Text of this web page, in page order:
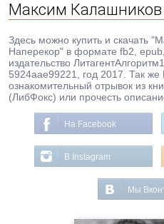
Максим Калашников
Здесь можно купить и скачать
Наперекор" в формате fb2,
издательство
5924aae99221, год 2017. Так же
ознакомительный отрывок из
(ЛибФокс) или прочесть
На Facebook
В Instagram
Мы